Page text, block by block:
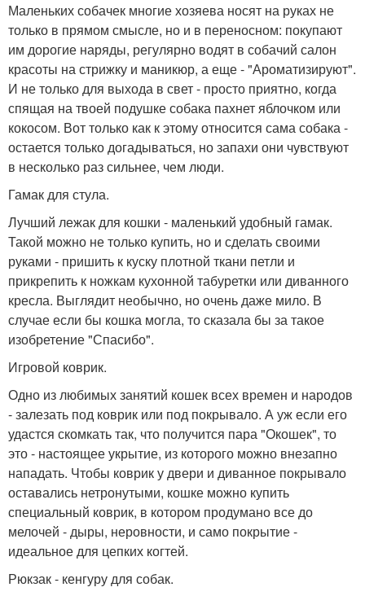
Маленьких собачек многие хозяева носят на руках не
только в прямом смысле, но и в переносном: покупают
им дорогие наряды, регулярно водят в собачий салон
красоты на стрижку и маникюр, а еще - "Ароматизируют".
И не только для выхода в свет - просто приятно, когда
спящая на твоей подушке собака пахнет яблочком или
кокосом. Вот только как к этому относится сама собака -
остается только догадываться, но запахи они чувствуют
в несколько раз сильнее, чем люди.
Гамак для стула.
Лучший лежак для кошки - маленький удобный гамак.
Такой можно не только купить, но и сделать своими
руками - пришить к куску плотной ткани петли и
прикрепить к ножкам кухонной табуретки или диванного
кресла. Выглядит необычно, но очень даже мило. В
случае если бы кошка могла, то сказала бы за такое
изобретение "Спасибо".
Игровой коврик.
Одно из любимых занятий кошек всех времен и народов
- залезать под коврик или под покрывало. А уж если его
удастся скомкать так, что получится пара "Окошек", то
это - настоящее укрытие, из которого можно внезапно
нападать. Чтобы коврик у двери и диванное покрывало
оставались нетронутыми, кошке можно купить
специальный коврик, в котором продумано все до
мелочей - дыры, неровности, и само покрытие -
идеальное для цепких когтей.
Рюкзак - кенгуру для собак.